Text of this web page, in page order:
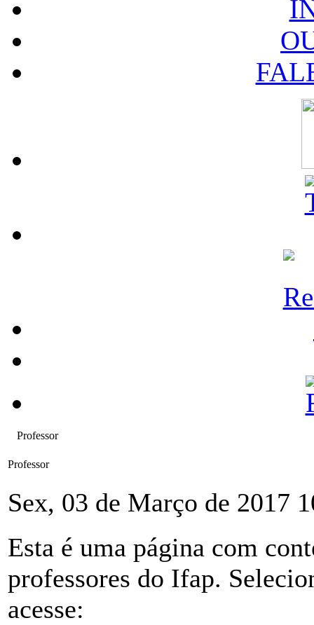
Professor
Professor
Sex, 03 de Março de 2017
Esta é uma página com
professores do Ifap.
acesse: